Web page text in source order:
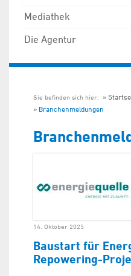
Mediathek
Die Agentur
Sie befinden sich hier:
Branchenmeldungen
14. Oktober 2025
Baustart für
Repowering-